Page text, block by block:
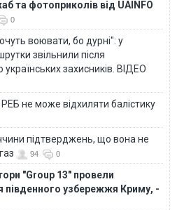
та фотоприколів від UAINFO
0
воювати, бо дурні": у
звільнили після
захисників. ВІДЕО
не може відхиляти балістику
підтверджень, що вона не
94 0
"Group 13" провели
південного узбережжя Криму, -